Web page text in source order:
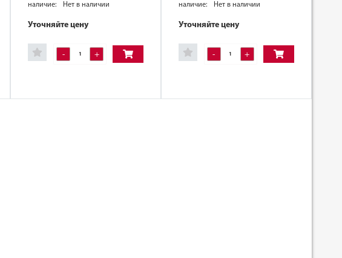
наличие:
Нет в наличии
Уточняйте цену
- +
наличие:
Нет в наличии
Уточняйте цену
- +